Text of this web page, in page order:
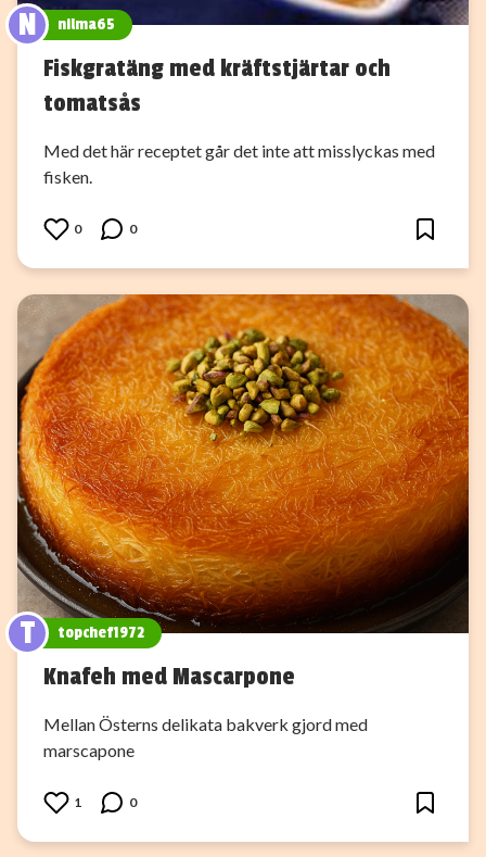
N nilma65
Fiskgratäng med kräftstjärtar och
tomatsås
Med det här receptet går det inte att misslyckas med
fisken.
0 0
T topchef1972
Knafeh med Mascarpone
Mellan Österns delikata bakverk gjord med
marscapone
1 0